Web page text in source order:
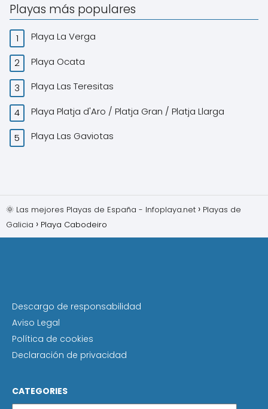
Playas más populares
Playa La Verga
Playa Ocata
Playa Las Teresitas
Playa Platja d'Aro / Platja Gran / Platja Llarga
Playa Las Gaviotas
🌞 Las mejores Playas de España - Infoplaya.net
Playas de
Galicia
Playa Cabodeiro
Descargo de responsabilidad
Aviso Legal
Política de cookies
Declaración de privacidad
CATEGORIES